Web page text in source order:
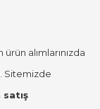
alımlarınızda
Sitemizde